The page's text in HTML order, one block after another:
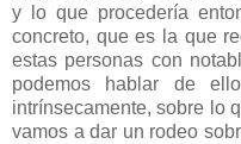
y lo que procedería
concreto, que es la que
estas personas con
podemos hablar de
intrínsecamente, sobre lo
vamos a dar un rodeo